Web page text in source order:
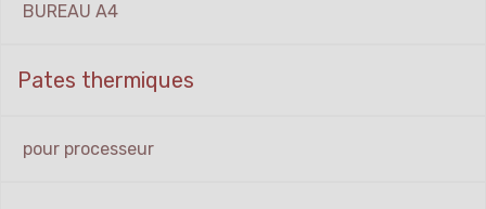
BUREAU A4
Pates thermiques
pour processeur